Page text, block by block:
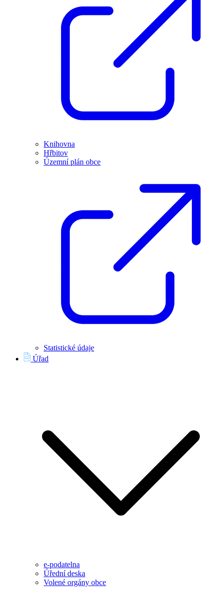
Knihovna
Hřbitov
Územní plán obce
Statistické údaje
Úřad
e-podatelna
Úřední deska
Volené orgány obce